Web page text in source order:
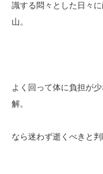
識する悶々とした日々
山。
よく回って体に負担が
解。
なら迷わず逝くべきと判